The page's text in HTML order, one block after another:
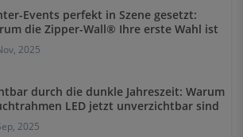
Events perfekt in Szene gesetzt:
die Zipper-Wall® Ihre erste Wahl ist
2025
durch die dunkle Jahreszeit: Warum
LED jetzt unverzichtbar sind
2025